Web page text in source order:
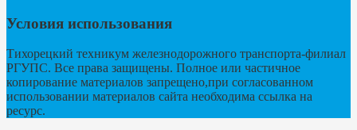
Условия использования
Тихорецкий техникум железнодорожного транспорта-филиал
РГУПС. Все права защищены. Полное или частичное
копирование материалов запрещено,при согласованном
использовании материалов сайта необходима ссылка на
ресурс.